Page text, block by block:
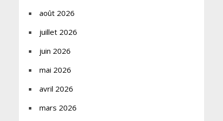
août 2026
juillet 2026
juin 2026
mai 2026
avril 2026
mars 2026